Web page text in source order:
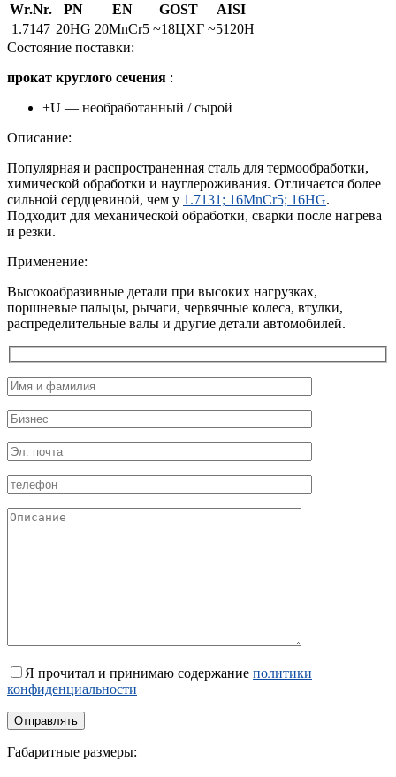
Wr.Nr.
PN EN GOST
AISI
1.7147 20HG 20MnCr5 ~18ЦХГ ~5120H
Cостояние поставки:
прокат круглого сечения :
+U — необработанный / сырой
Описание:
Популярная и распространенная сталь для термообработки,
химической обработки и науглероживания. Отличается более
сильной сердцевиной, чем у 1.7131; 16MnCr5; 16HG.
Подходит для механической обработки, сварки после нагрева
и резки.
Применение:
Высокоабразивные детали при высоких нагрузках,
поршневые пальцы, рычаги, червячные колеса, втулки,
распределительные валы и другие детали автомобилей.
Я прочитал и принимаю содержание политики
конфиденциальности
Габаритные размеры: